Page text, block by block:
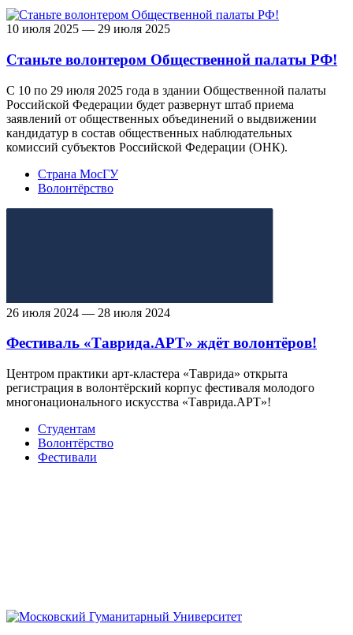
10 июля 2025 — 29 июля 2025
Станьте волонтером Общественной палаты РФ!
С 10 по 29 июля 2025 года в здании Общественной палаты
Российской Федерации будет развернут штаб приема
заявлений от общественных объединений о выдвижении
кандидатур в состав общественных наблюдательных
комиссий субъектов Российской Федерации (ОНК).
Страна МосГУ
Волонтёрство
26 июля 2024 — 28 июля 2024
Фестиваль «Таврида.АРТ» ждёт волонтёров!
Центром практики арт-кластера «Таврида» открыта
регистрация в волонтёрский корпус фестиваля молодого
многонационального искусства «Таврида.АРТ»!
Студентам
Волонтёрство
Фестивали